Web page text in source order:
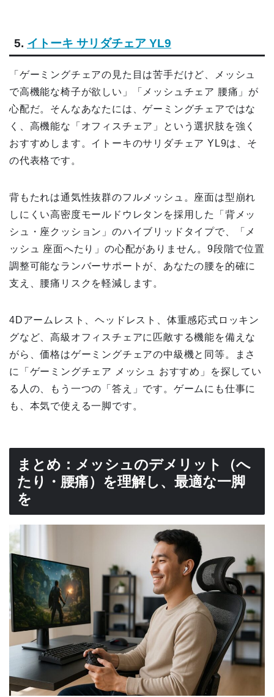
5. イトーキ サリダチェア YL9
「ゲーミングチェアの見た目は苦手だけど、メッシュ
で高機能な椅子が欲しい」「メッシュチェア 腰痛」が
心配だ。そんなあなたには、ゲーミングチェアではな
く、高機能な「オフィスチェア」という選択肢を強く
おすすめします。イトーキのサリダチェア YL9は、そ
の代表格です。
背もたれは通気性抜群のフルメッシュ。座面は型崩れ
しにくい高密度モールドウレタンを採用した「背メッ
シュ・座クッション」のハイブリッドタイプで、「メ
ッシュ 座面へたり」の心配がありません。9段階で位置
調整可能なランバーサポートが、あなたの腰を的確に
支え、腰痛リスクを軽減します。
4Dアームレスト、ヘッドレスト、体重感応式ロッキン
グなど、高級オフィスチェアに匹敵する機能を備えな
がら、価格はゲーミングチェアの中級機と同等。まさ
に「ゲーミングチェア メッシュ おすすめ」を探してい
る人の、もう一つの「答え」です。ゲームにも仕事に
も、本気で使える一脚です。
まとめ：メッシュのデメリット（へ
たり・腰痛）を理解し、最適な一脚
を